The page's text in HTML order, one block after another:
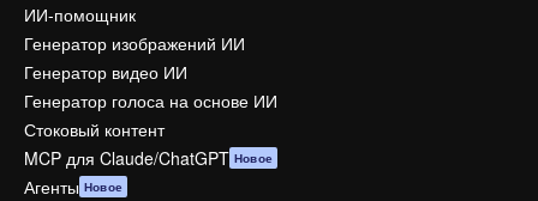
ИИ-помощник
Генератор изображений ИИ
Генератор видео ИИ
Генератор голоса на основе ИИ
Стоковый контент
MCP для Claude/ChatGPT Новое
Агенты Новое